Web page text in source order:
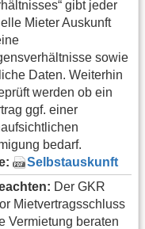
gibt jeder
Mieter Auskunft
sowie
Daten. Weiterhin
werden ob ein
ggf. einer
bedarf.
Selbstauskunft
Der GKR
Mietvertragsschluss
Vermietung beraten